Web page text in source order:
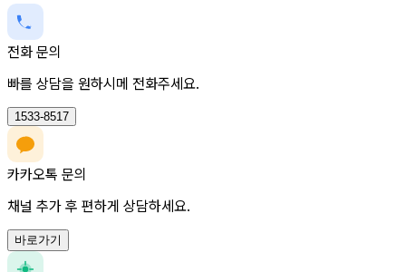
전화 문의
빠를 상담을 원하시메 전화주세요.
1533-8517
카카오톡 문의
채널 추가 후 편하게 상담하세요.
바로가기